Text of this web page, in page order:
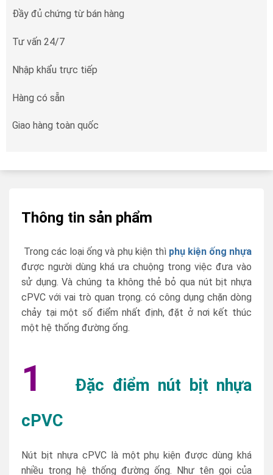
Đầy đủ chứng từ bán hàng
Tư vấn 24/7
Nhập khẩu trực tiếp
Hàng có sẵn
Giao hàng toàn quốc
Thông tin sản phẩm
Trong các loại ống và phụ kiện thìphụ kiện ống nhựa
được người dùng khá ưa chuộng trong việc đưa vào
sử dụng. Và chúng ta không thẻ bỏ qua nút bịt nhựa
cPVC với vai trò quan trọng. có công dụng chặn dòng
chảy tại một số điểm nhất định, đặt ở nơi kết thúc
một hệ thống đường ống.
1
Đặc điểm nút bịt nhựa
cPVC
Nút bịt nhựa cPVC là một phụ kiện được dùng khá
nhiều trong hệ thống đường ống. Như tên gọi của